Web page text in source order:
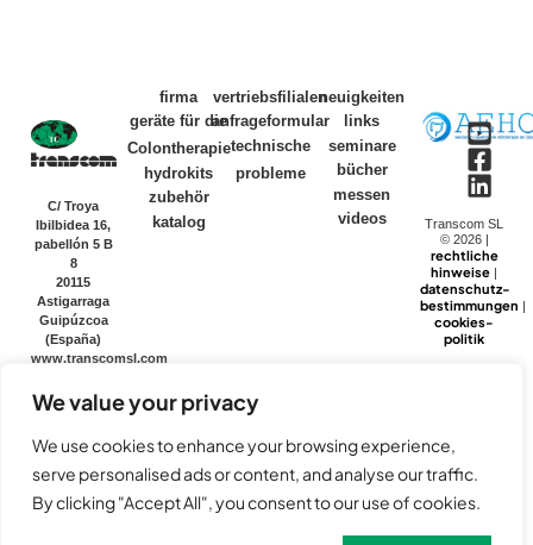
We value your privacy
We use cookies to enhance your browsing experience,
serve personalised ads or content, and analyse our traffic.
By clicking "Accept All", you consent to our use of cookies.
C/ Troya
Ibilbidea 16,
pabellón 5 B
8
20115
Astigarraga
Guipúzcoa
(España)
www.transcomsl.com
info@transcomsl.com
Tel. (+34)
firma
geräte für die
Colontherapie
hydrokits
zubehör
katalog
vertriebsfilialen
anfrageformular
technische
probleme
neuigkeiten
links
seminare
bücher
messen
videos
Transcom SL
© 2026 |
rechtliche
hinweise |
datenschutz-
bestimmungen |
cookies-
politik